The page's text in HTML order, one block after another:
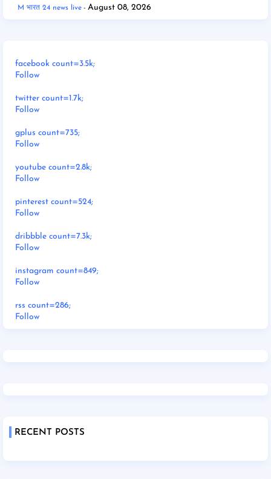
M भारत 24 news live August 08, 2026
facebook count=3.5k;
Follow
twitter count=1.7k;
Follow
gplus count=735;
Follow
youtube count=2.8k;
Follow
pinterest count=524;
Follow
dribbble count=7.3k;
Follow
instagram count=849;
Follow
rss count=286;
Follow
RECENT POSTS